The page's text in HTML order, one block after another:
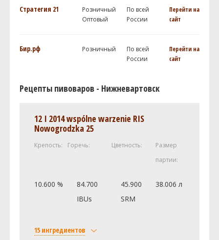
Стратегия 21
Розничный
Оптовый
По всей
России
Перейти на
сайт
Бир.рф Розничный
По всей
России
Перейти на
сайт
Рецепты пивоваров - Нижневартовск
12 I 2014 wspólne warzenie RIS
Nowogrodzka 25
Крепость: Горечь: Цветность:
Размер
партии:
10.600 %
84.700
IBUs
45.900
SRM
38.006 л
15 ингредиентов